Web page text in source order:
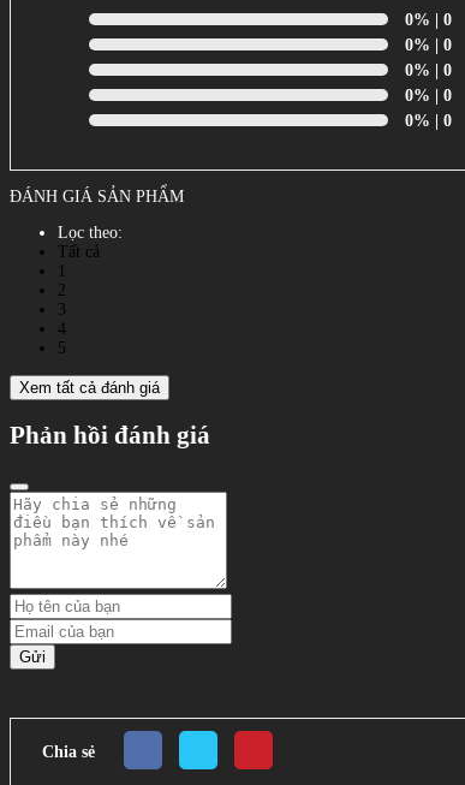
0% | 0
0% | 0
0% | 0
0% | 0
0% | 0
ĐÁNH GIÁ SẢN PHẨM
Lọc theo:
Tất cả
2
3
4
5
Xem tất cả đánh giá
Phản hồi đánh giá
Gửi
Chia sẻ